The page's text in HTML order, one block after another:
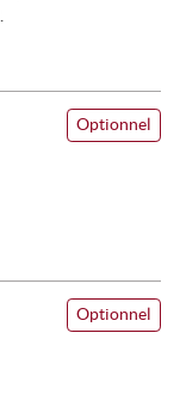
Optionnel
Optionnel